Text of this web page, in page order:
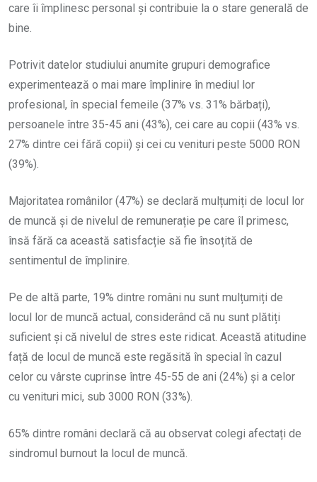
care îi împlinesc personal și contribuie la o stare generală de
bine.
Potrivit datelor studiului anumite grupuri demografice
experimentează o mai mare împlinire în mediul lor
profesional, în special femeile (37% vs. 31% bărbați),
persoanele între 35-45 ani (43%), cei care au copii (43% vs.
27% dintre cei fără copii) și cei cu venituri peste 5000 RON
(39%).
Majoritatea românilor (47%) se declară mulțumiți de locul lor
de muncă și de nivelul de remunerație pe care îl primesc,
însă fără ca această satisfacție să fie însoțită de
sentimentul de împlinire.
Pe de altă parte, 19% dintre români nu sunt mulțumiți de
locul lor de muncă actual, considerând că nu sunt plătiți
suficient și că nivelul de stres este ridicat. Această atitudine
față de locul de muncă este regăsită în special în cazul
celor cu vârste cuprinse între 45-55 de ani (24%) și a celor
cu venituri mici, sub 3000 RON (33%).
65% dintre români declară că au observat colegi afectați de
sindromul burnout la locul de muncă.